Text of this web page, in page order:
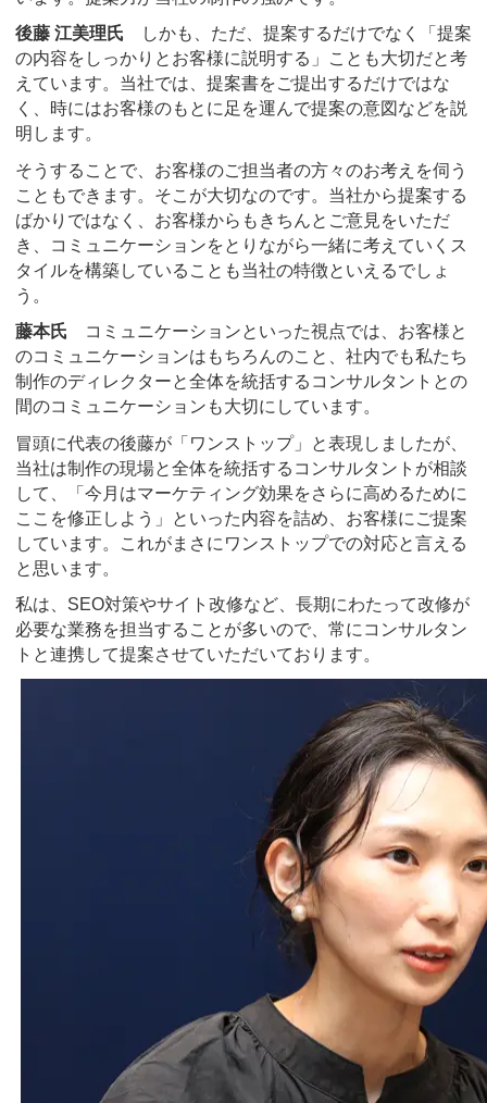
後藤 江美理氏 しかも、ただ、提案するだけでなく「提案
の内容をしっかりとお客様に説明する」ことも大切だと考
えています。当社では、提案書をご提出するだけではな
く、時にはお客様のもとに足を運んで提案の意図などを説
明します。
そうすることで、お客様のご担当者の方々のお考えを伺う
こともできます。そこが大切なのです。当社から提案する
ばかりではなく、お客様からもきちんとご意見をいただ
き、コミュニケーションをとりながら一緒に考えていくス
タイルを構築していることも当社の特徴といえるでしょ
う。
藤本氏 コミュニケーションといった視点では、お客様と
のコミュニケーションはもちろんのこと、社内でも私たち
制作のディレクターと全体を統括するコンサルタントとの
間のコミュニケーションも大切にしています。
冒頭に代表の後藤が「ワンストップ」と表現しましたが、
当社は制作の現場と全体を統括するコンサルタントが相談
して、「今月はマーケティング効果をさらに高めるために
ここを修正しよう」といった内容を詰め、お客様にご提案
しています。これがまさにワンストップでの対応と言える
と思います。
私は、SEO対策やサイト改修など、長期にわたって改修が
必要な業務を担当することが多いので、常にコンサルタン
トと連携して提案させていただいております。